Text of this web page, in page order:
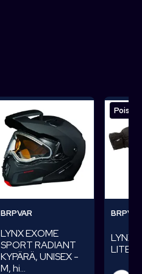
BRPVAR
LYNX EXOME
SPORT RADIANT
KYPÄRÄ, UNISEX -
M, hi...
LYNX
LITE